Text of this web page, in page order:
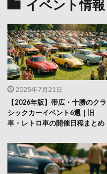
イベント情報
2025年7月21日
【2026年版】帯広・十勝のクラ
シックカーイベント6選｜旧
車・レトロ車の開催日程まとめ